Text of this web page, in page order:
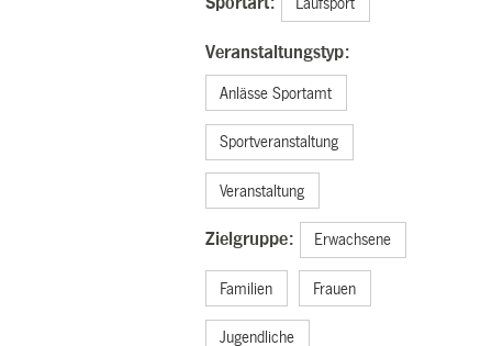
Laufsport
Veranstaltungstyp:
Anlässe Sportamt
Sportveranstaltung
Veranstaltung
Zielgruppe: Erwachsene
Familien Frauen
Jugendliche